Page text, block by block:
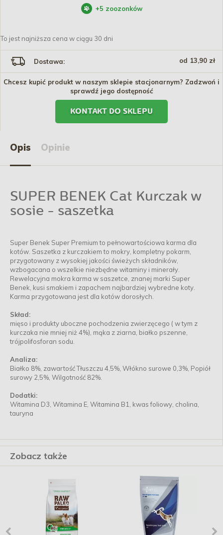
+5 zoozonków
To jest najniższa cena w ciągu 30 dni
Dostawa: od 13,90 zł
Chcesz kupić produkt w naszym sklepie stacjonarnym? Zadzwoń i
sprawdź jego dostępność
KONTAKT DO SKLEPU
Opis Opinie
SUPER BENEK Cat Kurczak w
sosie - saszetka
Super Benek Super Premium to pełnowartościowa karma dla
kotów. Saszetka z kurczakiem to mokry, kompletny pokarm,
przygotowany z wysokiej jakości świeżych składników,
wzbogacana o wszelkie niezbędne witaminy i minerały.
Rewelacyjna mokra karma w saszetce, znanej marki Super
Benek, kusi smakiem i zapachem najbardziej wybredne koty.
Karma przygotowana jest dla kotów dorosłych.
Skład:
mięso i produkty uboczne pochodzenia zwierzęcego ( w tym z
kurczaka nie mniej niż 4%), mąka z ziarna, białko pszenne,
trójpolifosforan sodu.
Analiza:
Białko 8%, zawartość Tłuszczu 4,5%, Włókno surowe 0,3%, Popiół
surowy 2,5%, Wilgotność 82%.
Dodatki:
Witamina D3, Witamina E, Witamina B1, kwas foliowy, cholina,
tauryna
Zobacz także